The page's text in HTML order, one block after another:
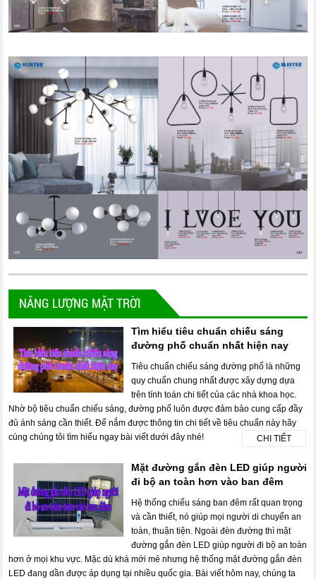
NĂNG LƯỢNG MẶT TRỜI
Tìm hiểu tiêu chuẩn chiếu sáng
đường phố chuẩn nhất hiện nay
Tiêu chuẩn chiếu sáng đường phố là những
quy chuẩn chung nhất được xây dựng dựa
trên tính toán chi tiết của các nhà khoa học.
Nhờ bộ tiêu chuẩn chiếu sáng, đường phố luôn được đảm bảo cung cấp đầy
đủ ánh sáng cần thiết. Để nắm được thông tin chi tiết về tiêu chuẩn này hãy
cùng chúng tôi tìm hiểu ngay bài viết dưới đây nhé!
CHI TIẾT
Mặt đường gắn đèn LED giúp người
đi bộ an toàn hơn vào ban đêm
Hệ thống chiếu sáng ban đêm rất quan trọng
và cần thiết, nó giúp mọi người di chuyển an
toàn, thuận tiện. Ngoài đèn đường thì mặt
đường gắn đèn LED giúp người đi bộ an toàn
hơn ở mọi khu vực. Mặc dù khá mới mẻ nhưng hệ thống mặt đường gắn đèn
LED đang dần được áp dụng tại nhiều quốc gia. Bài viết hôm nay, chúng ta